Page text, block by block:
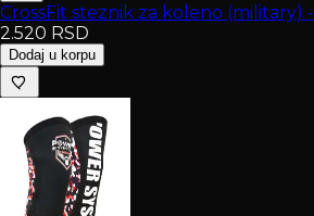
CrossFit steznik za koleno (military)
2.520 RSD
Dodaj u korpu